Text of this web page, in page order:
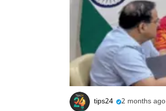
tips24 2 months ago